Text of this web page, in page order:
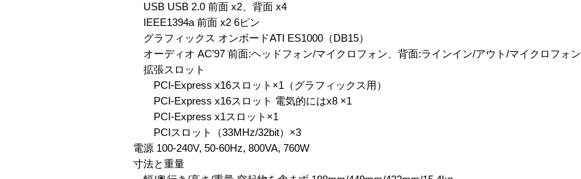
USB USB 2.0 前面 x2、背面 x4
IEEE1394a 前面 x2 6ピン
グラフィックス オンボードATI ES1000（DB15）
オーディオ AC’97 前面:ヘッドフォン/マイクロフォン、背面:ラインイン/アウト/マイクロフォン
拡張スロット
PCI-Express x16スロット×1（グラフィックス用）
PCI-Express x16スロット 電気的にはx8 ×1
PCI-Express x1スロット×1
PCIスロット（33MHz/32bit）×3
電源 100-240V, 50-60Hz, 800VA, 760W
寸法と重量